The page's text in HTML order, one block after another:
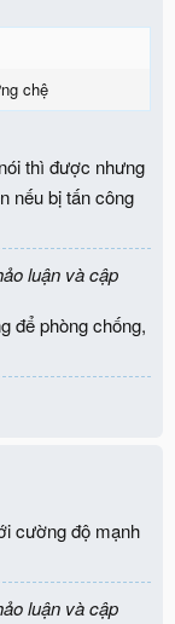
chệ
thì được nhưng
nếu bị tấn công
luận và cập
để phòng chống,
cường độ mạnh
luận và cập